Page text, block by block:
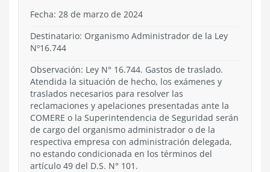
Fecha: 28 de marzo de 2024
Destinatario: Organismo Administrador de la Ley
Nº16.744
Observación: Ley N° 16.744. Gastos de traslado.
Atendida la situación de hecho, los exámenes y
traslados necesarios para resolver las
reclamaciones y apelaciones presentadas ante la
COMERE o la Superintendencia de Seguridad serán
de cargo del organismo administrador o de la
respectiva empresa con administración delegada,
no estando condicionada en los términos del
artículo 49 del D.S. N° 101.